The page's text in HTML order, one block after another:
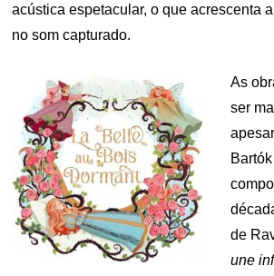
acústica espetacular, o que acrescenta
no som capturado.
As
ser
de
une